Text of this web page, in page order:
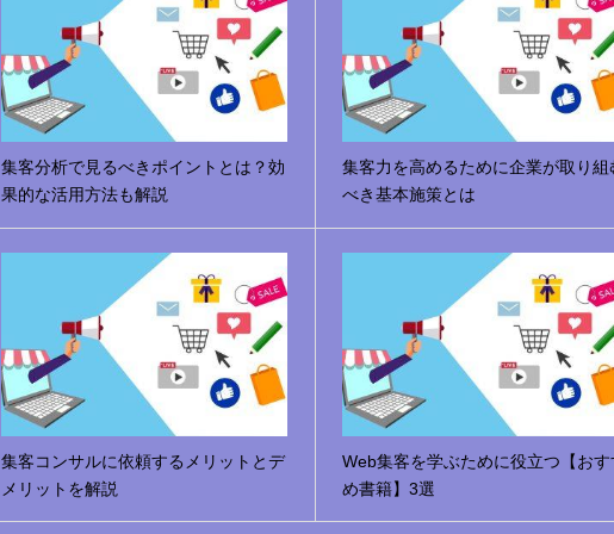
集客分析で見るべきポイントとは？効
果的な活用方法も解説
集客力を高めるために企業が取り組
べき基本施策とは
集客コンサルに依頼するメリットとデ
メリットを解説
Web集客を学ぶために役立つ【お
め書籍】3選